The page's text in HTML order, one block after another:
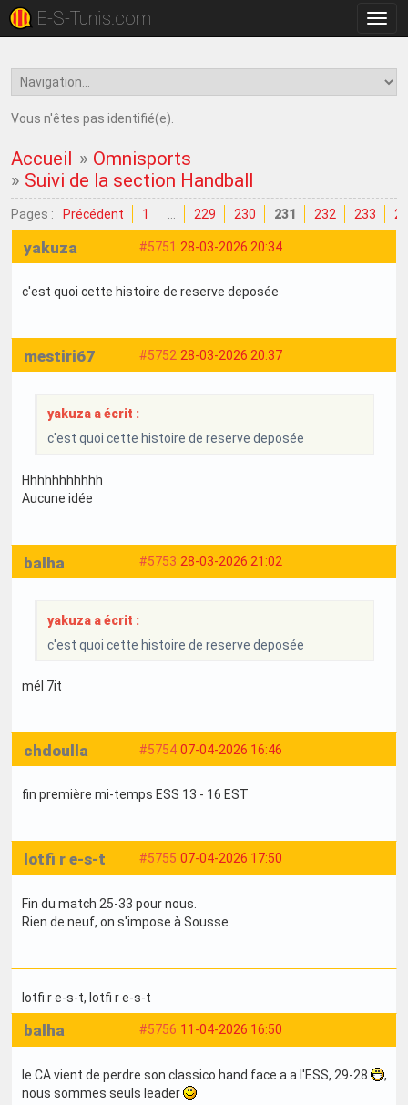
la
E-S-Tunis.com
Vous n'êtes pas identifié(e).
Accueil » Omnisports
» Suivi de la section Handball
Pages : Précédent 1 229 230 231 232 233
#5751 28-03-2026 20:34
yakuza
c'est quoi cette histoire de reserve deposée
#5752 28-03-2026 20:37
mestiri67
yakuza a écrit :
c'est quoi cette histoire de reserve deposée
Hhhhhhhhhhh
Aucune idée
#5753 28-03-2026 21:02
balha
yakuza a écrit :
c'est quoi cette histoire de reserve deposée
mél 7it
#5754 07-04-2026 16:46
chdoulla
fin première mi-temps ESS 13 - 16 EST
#5755 07-04-2026 17:50
lotfi r e-s-t
Fin du match 25-33 pour nous.
Rien de neuf, on s'impose à Sousse.
lotfi r e-s-t, lotfi r e-s-t
#5756 11-04-2026 16:50
balha
le CA vient de perdre son classico hand face a a l'ESS, 29-28
,
nous sommes seuls leader